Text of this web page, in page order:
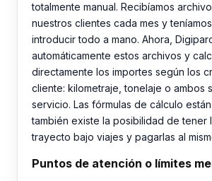
totalmente manual. Recibíamos
nuestros clientes cada mes y
introducir todo a mano. Ahora,
automáticamente estos archivos y
directamente los importes según los
cliente: kilometraje, tonelaje o ambos
servicio. Las fórmulas de cálculo
también existe la posibilidad de tener
trayecto bajo viajes y pagarlas al
Puntos de atención o límites